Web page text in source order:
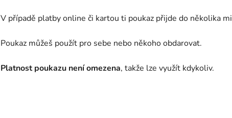
V případě platby online či kartou ti poukaz přijde do několika
Poukaz můžeš použít pro sebe nebo někoho obdarovat.
Platnost poukazu není omezena, takže lze využít kdykoliv.